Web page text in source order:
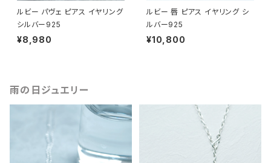
ルビー パヴェ ピアス イヤリング
シルバー925
¥8,980
ルビー 唇 ピアス イヤリング シ
ルバー925
¥10,800
雨の日ジュエリー